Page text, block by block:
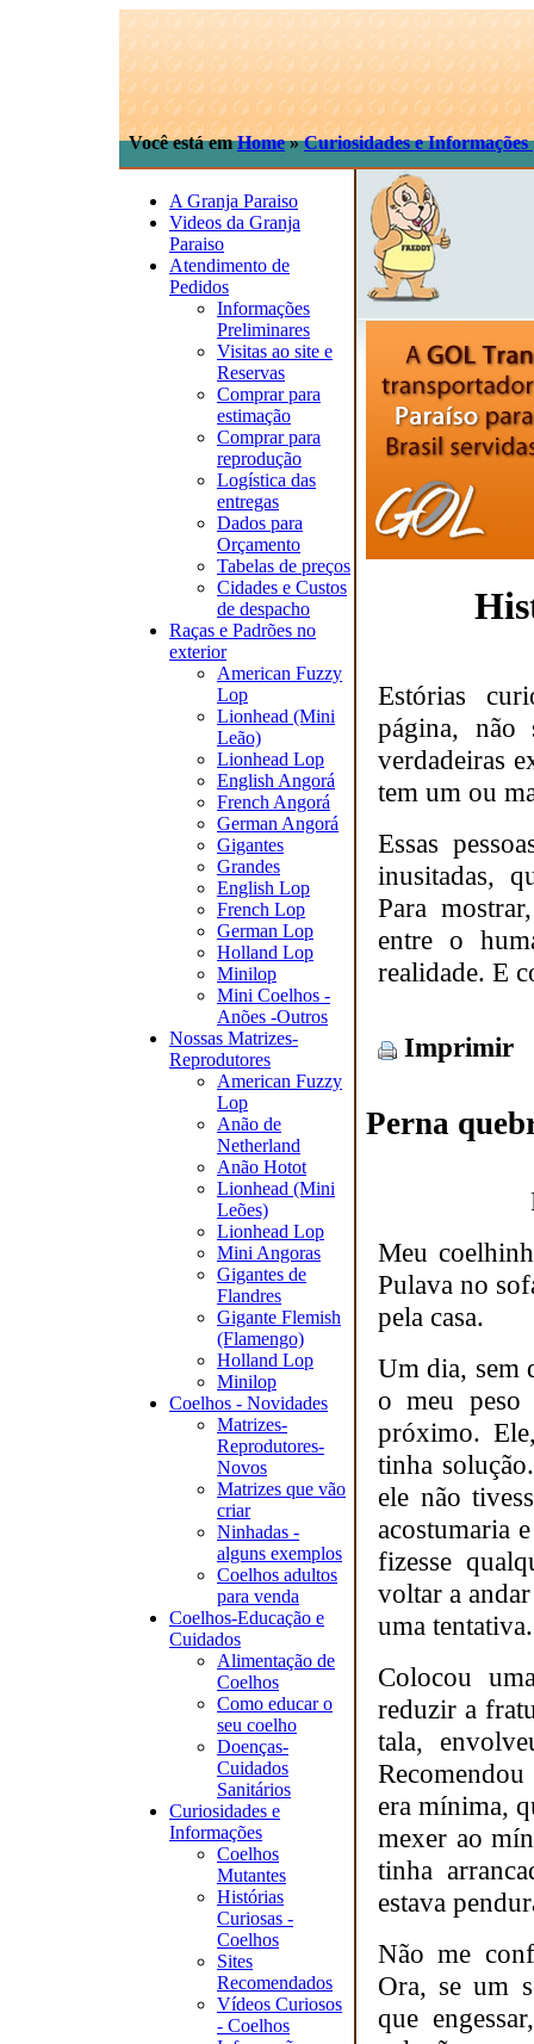
Você está emHome»Curiosidades e Informações
A Granja Paraiso
Videos da Granja
Paraiso
Atendimento de
Pedidos
Informações
Preliminares
Visitas ao site e
Reservas
Comprar para
estimação
Comprar para
reprodução
Logística das
entregas
Dados para
Orçamento
Tabelas de preços
Cidades e Custos
de despacho
Raças e Padrões no
exterior
American Fuzzy
Lop
Lionhead (Mini
Leão)
Lionhead Lop
English Angorá
French Angorá
German Angorá
Gigantes
Grandes
English Lop
French Lop
German Lop
Holland Lop
Minilop
Mini Coelhos -
Anões -Outros
Nossas Matrizes-
Reprodutores
American Fuzzy
Lop
Anão de
Netherland
Anão Hotot
Lionhead (Mini
Leões)
Lionhead Lop
Mini Angoras
Gigantes de
Flandres
Gigante Flemish
(Flamengo)
Holland Lop
Minilop
Coelhos - Novidades
Matrizes-
Reprodutores-
Novos
Matrizes que vão
criar
Ninhadas -
alguns exemplos
Coelhos adultos
para venda
Coelhos-Educação e
Cuidados
Alimentação de
Coelhos
Como educar o
seu coelho
Doenças-
Cuidados
Sanitários
Curiosidades e
Informações
Coelhos
Mutantes
Histórias
Curiosas -
Coelhos
Sites
Recomendados
Vídeos Curiosos
- Coelhos
Estórias
página, não
verdadeiras
tem um ou
Essas
inusitadas,
Para
entre o
realidade. E
Imprimir
Perna
Meu
Pulava no
pela casa.
Um dia, sem
o meu peso
próximo.
tinha
ele não
acostumaria
fizesse
voltar a
uma tentativa.
Colocou
reduzir a
tala,
era mínima,
mexer ao
tinha
estava
Não me
Ora, se um
que